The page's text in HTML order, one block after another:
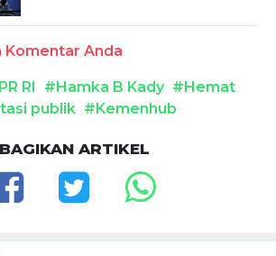
Komentar Anda
RI #Hamka B Kady #Hemat
publik #Kemenhub
BAGIKAN ARTIKEL